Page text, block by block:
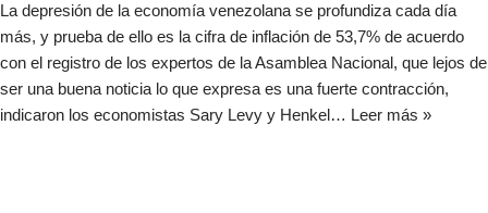
La depresión de la economía venezolana se profundiza cada día
más, y prueba de ello es la cifra de inflación de 53,7% de acuerdo
con el registro de los expertos de la Asamblea Nacional, que lejos de
ser una buena noticia lo que expresa es una fuerte contracción,
indicaron los economistas Sary Levy y Henkel… Leer más »